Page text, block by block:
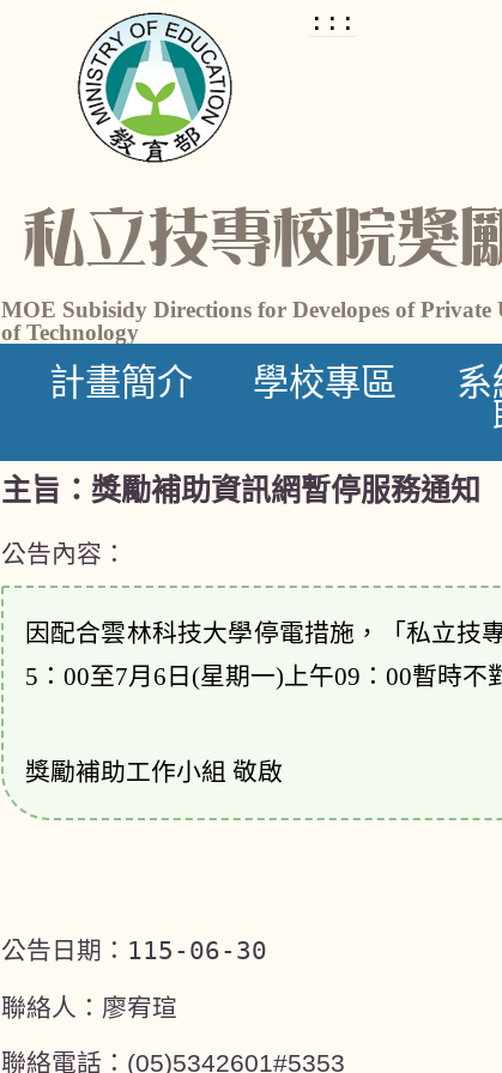
私立技專校院獎
MOE Subisidy Directions for Developes of Private
of Technology
:::
計畫簡介 學校專區 系
主旨： 獎勵補助資訊網暫停服務通知
公告內容：
因配合雲林科技大學停電措施， 「 私立技
5：00至7月6日(星期一)上午09：00暫時不
獎勵補助工作小組 敬啟
公告日期： 115-06-30
聯絡人：廖宥瑄
聯絡電話：(05)5342601#5353